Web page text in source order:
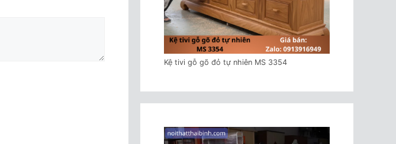
Kệ tivi gỗ gõ đỏ tự nhiên MS 3354